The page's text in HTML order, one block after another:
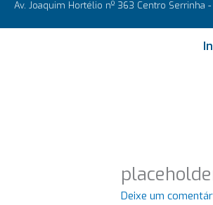
para
Av. Joaquim Hortélio nº 363 Centro Serrinha
Deixe um